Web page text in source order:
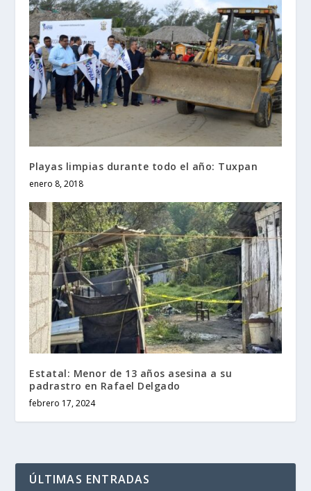
Playas limpias durante todo el año: Tuxpan
enero 8, 2018
Estatal: Menor de 13 años asesina a su
padrastro en Rafael Delgado
febrero 17, 2024
ÚLTIMAS ENTRADAS